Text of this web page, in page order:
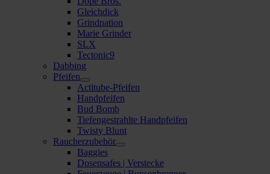
Gleichdick
Grindnation
Marie Grinder
SLX
Tectonic9
Dabbing
Pfeifen
Actitube-Pfeifen
Handpfeifen
Bud Bomb
Tiefengestrahlte Handpfeifen
Twisty Blunt
Raucherzubehör
Baggies
Dosensafes | Verstecke